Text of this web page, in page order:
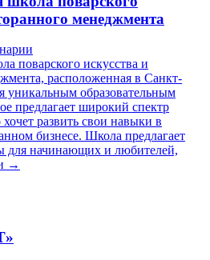
менеджмента
поварского искусства и
расположенная в Санкт-
уникальным образовательным
предлагает широкий спектр
хочет развить свои навыки в
бизнесе. Школа предлагает
для начинающих и любителей,
→